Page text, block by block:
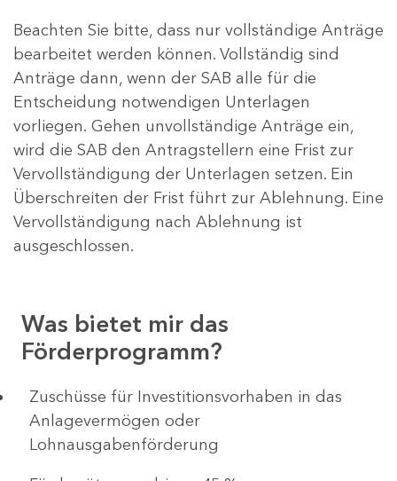
Beachten Sie bitte, dass nur vollständige Anträge
bearbeitet werden können. Vollständig sind
Anträge dann, wenn der SAB alle für die
Entscheidung notwendigen Unterlagen
vorliegen. Gehen unvollständige Anträge ein,
wird die SAB den Antragstellern eine Frist zur
Vervollständigung der Unterlagen setzen. Ein
Überschreiten der Frist führt zur Ablehnung. Eine
Vervollständigung nach Ablehnung ist
ausgeschlossen.
Was bietet mir das
Förderprogramm?
​​​​​​Zuschüsse für Investitionsvorhaben in das
Anlagevermögen oder
Lohnausgabenförderung